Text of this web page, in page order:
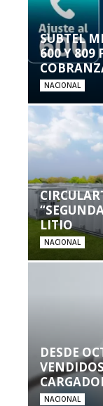
SUBTEL
600 Y 809
NACIONAL
LITIO
NACIONAL
DESDE
NACIONAL